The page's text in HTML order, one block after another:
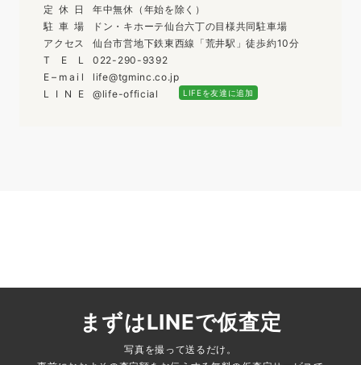
定 休 日
年中無休（年始を除く）
駐 車 場
ドン・キホーテ仙台六丁の目様共同駐車場
ア ク セス
仙台市営地下鉄東西線「荒井駅」徒歩約10分
T
E L
022-290-9392
E – m a i l
life@tgminc.co.jp
L I N E @life-official LIFEを友達に追加
まずはLINEで仮査定
写真を撮って送るだけ。